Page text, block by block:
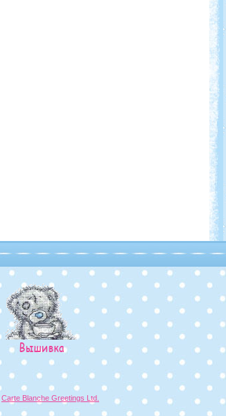
Carte Blanche Greetings Ltd.